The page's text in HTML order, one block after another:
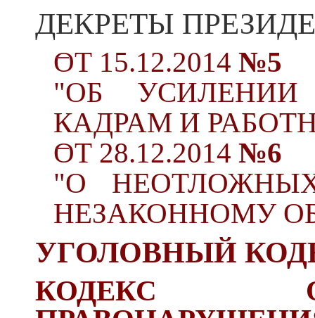
ДЕКРЕТЫ
ОТ 15.12.2014№5
"ОБ
КАДРАМ И
ОТ 28.12.2014№6
"О
НЕЗАКОННОМУ
УГОЛОВНЫЙ
КОДЕКС